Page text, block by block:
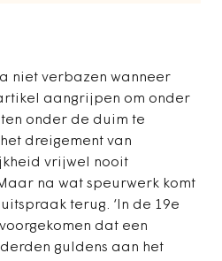
niet verbazen wanneer
aangrijpen om onder
onder de duim te
dreigement van
vrijwel nooit
na wat speurwerk komt
terug. ‘In de 19e
dat een
guldens aan het